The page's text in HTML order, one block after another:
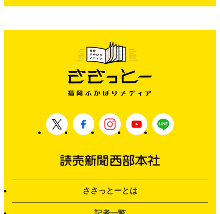
ささっとーとは